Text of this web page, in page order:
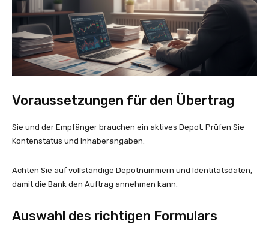
Voraussetzungen für den Übertrag
Sie und der Empfänger brauchen ein aktives Depot. Prüfen Sie
Kontenstatus und Inhaberangaben.
Achten Sie auf vollständige Depotnummern und Identitätsdaten,
damit die Bank den Auftrag annehmen kann.
Auswahl des richtigen Formulars